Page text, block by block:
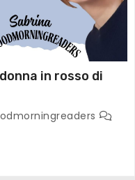
in rosso di